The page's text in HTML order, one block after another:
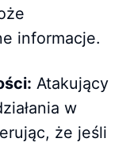
informacje.
Atakujący
w
że jeśli